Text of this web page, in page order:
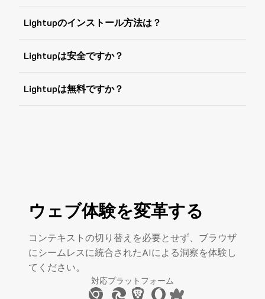
Lightupのインストール方法は？
Lightupは安全ですか？
Lightupは無料ですか？
ウェブ体験を変革する
コンテキストの切り替えを必要とせず、ブラウザ
にシームレスに統合されたAIによる洞察を体験し
てください。
対応プラットフォーム